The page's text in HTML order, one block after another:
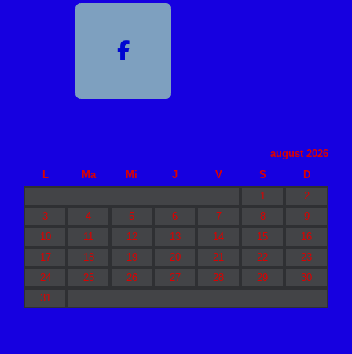
august 2026
L
Ma Mi J V S
D
1
2
3
4 5 6 7 8
9
10
11 12 13 14 15
16
17
18 19 20 21 22
23
24
25 26 27 28 29
30
31